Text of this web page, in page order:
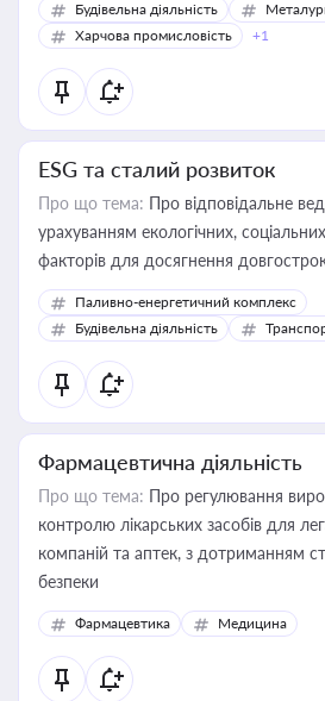
Будівельна діяльність
Харчова промисловість
+1
ESG та сталий розвиток
Про що тема: Про відповідальне
урахуванням екологічних,
факторів для досягнення
Паливно-енергетичний комплекс
Будівельна діяльність
Фармацевтична діяльність
Про що тема: Про регулювання
контролю лікарських засобів для
компаній та аптек, з дотриманням
безпеки
Фармацевтика Медицина